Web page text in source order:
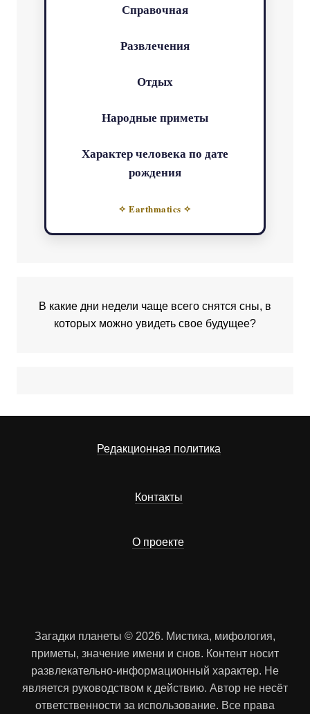
Справочная
Развлечения
Отдых
Народные приметы
Характер человека по дате
рождения
✧ Earthmatics ✧
В какие дни недели чаще всего снятся сны, в
которых можно увидеть свое будущее?
Редакционная политика
Контакты
О проекте
Загадки планеты © 2026. Мистика, мифология,
приметы, значение имени и снов. Контент носит
развлекательно-информационный характер. Не
является руководством к действию. Автор не несёт
ответственности за использование. Все права